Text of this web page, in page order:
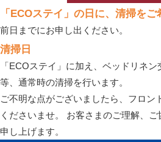
「ECOステイ」の日に、清掃を
前日までにお申し出ください。
清掃日
「ECOステイ」に加え、ベッドリネ
等、通常時の清掃を行います。
ご不明な点がございましたら、フロン
くださいませ。 お客さまのご理解、
申し上げます。